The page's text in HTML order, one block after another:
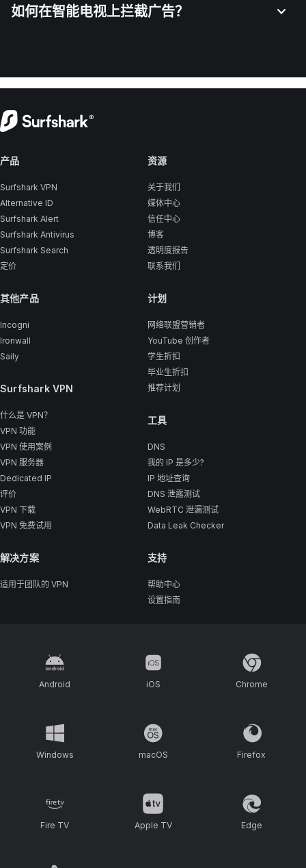
如何在智能电视上拦截广告？
产品
Surfshark VPN
Alternative ID
Surfshark Alert
Surfshark Antivirus
Surfshark Search
定价
其他产品
Incogni
Ironwall
Saily
Surfshark VPN
什么是 VPN？
VPN 功能
VPN 使用案例
VPN 服务器
Dedicated IP
评价
VPN 下载
VPN 免费试用
解决方案
适用于团队的 VPN
资源
关于我们
媒体中心
信任中心
博客
透明度报告
联系我们
计划
网络联盟营销者
YouTube 创作者
学生折扣
毕业生折扣
推荐计划
工具
DNS
我的 IP 是多少?
IP 地址查询
DNS 泄露测试
WebRTC 泄漏测试
Data Leak Checker
支持
帮助中心
设置指南
Android iOS Chrome
Windows macOS Firefox
Fire TV Apple TV Edge